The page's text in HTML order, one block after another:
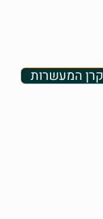
קרן המעשרות